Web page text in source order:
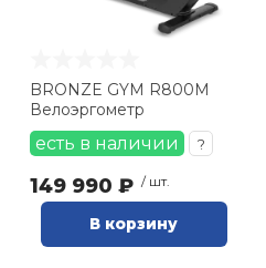
5 Ватт) (1)
40 (10-500 ватт) (
40 (50-400 Ватт с шагом
5 Ватт) (1)
бесшаговая
динамическая
регулировка (
BRONZE GYM R800M
Велоэргометр
есть в наличии ?
149 990 ₽ / шт.
В корзину